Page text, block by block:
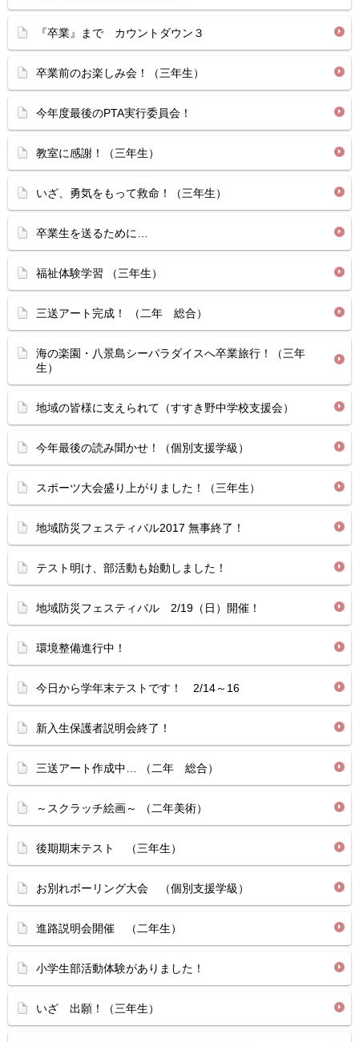
『卒業』まで カウントダウン３
卒業前のお楽しみ会！（三年生）
今年度最後のPTA実行委員会！
教室に感謝！（三年生）
いざ、勇気をもって救命！（三年生）
卒業生を送るために…
福祉体験学習 （三年生）
三送アート完成！ （二年 総合）
海の楽園・八景島シーパラダイスへ卒業旅行！（三年
生）
地域の皆様に支えられて（すすき野中学校支援会）
今年最後の読み聞かせ！（個別支援学級）
スポーツ大会盛り上がりました！（三年生）
地域防災フェスティバル2017 無事終了！
テスト明け、部活動も始動しました！
地域防災フェスティバル 2/19（日）開催！
環境整備進行中！
今日から学年末テストです！ 2/14～16
新入生保護者説明会終了！
三送アート作成中… （二年 総合）
～スクラッチ絵画～ （二年美術）
後期期末テスト （三年生）
お別れボーリング大会 （個別支援学級）
進路説明会開催 （二年生）
小学生部活動体験がありました！
いざ 出願！（三年生）